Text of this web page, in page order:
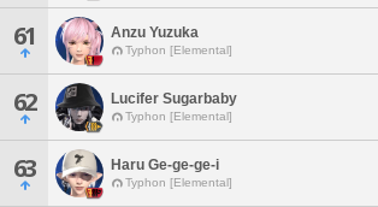
61 Anzu Yuzuka
Typhon [Elemental]
62 Lucifer Sugarbaby
Typhon [Elemental]
63 Haru Ge-ge-ge-i
Typhon [Elemental]